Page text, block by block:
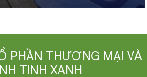
PHẦN THƯƠNG MẠI VÀ
TINH XANH